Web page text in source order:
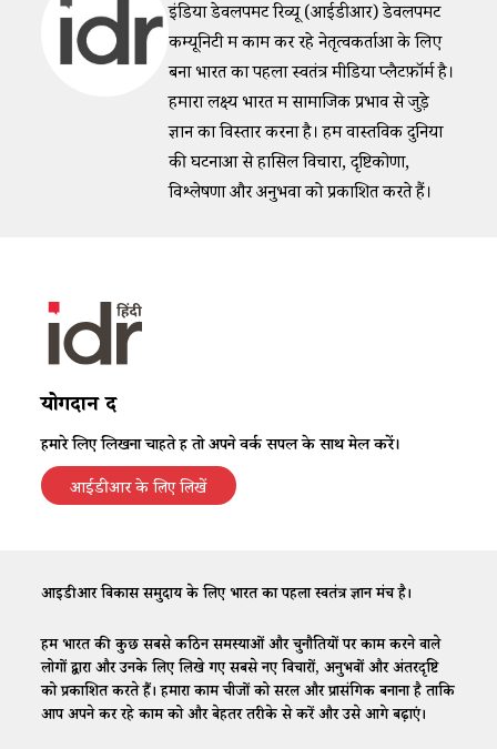
इंडिया डेवलपमेंट रिव्यू (आईडीआर) डेवलपमेंट
कम्यूनिटी में काम कर रहे नेतृत्वकर्ताओं के लिए
बना भारत का पहला स्वतंत्र मीडिया प्लैटफ़ॉर्म है।
हमारा लक्ष्य भारत में सामाजिक प्रभाव से जुड़े
ज्ञान का विस्तार करना है। हम वास्तविक दुनिया
की घटनाओं से हासिल विचारों, दृष्टिकोणों,
विश्लेषणों और अनुभवों को प्रकाशित करते हैं।
योगदान दें
हमारे लिए लिखना चाहते हैं तो अपने वर्क सैंपल के साथ मेल करें।
आईडीआर के लिए लिखें
आईडीआर विकास समुदाय के लिए भारत का पहला स्वतंत्र ज्ञान मंच है।
हम भारत की कुछ सबसे कठिन समस्याओं और चुनौतियों पर काम करने वाले
लोगों द्वारा और उनके लिए लिखे गए सबसे नए विचारों, अनुभवों और अंतरदृष्टि
को प्रकाशित करते हैं। हमारा काम चीजों को सरल और प्रासंगिक बनाना है ताकि
आप अपने कर रहे काम को और बेहतर तरीके से करें और उसे आगे बढ़ाएं।